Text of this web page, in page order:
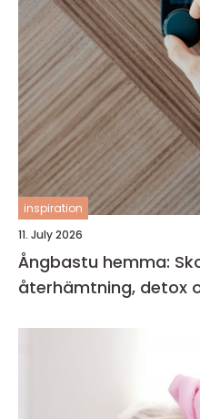
inspiration
11. July 2026
Ångbastu hemma:
återhämtning, detox